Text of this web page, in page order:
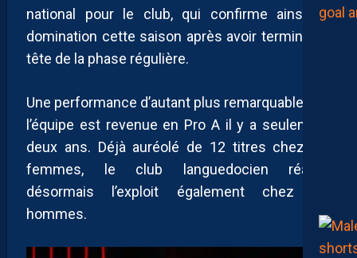
national pour le club, qui confirme ainsi sa
domination cette saison après avoir terminé en
tête de la phase régulière.
Une performance d’autant plus remarquable que
l’équipe est revenue en Pro A il y a seulement
deux ans. Déjà auréolé de 12 titres chez les
femmes, le club languedocien réalise
désormais l’exploit également chez les
hommes.